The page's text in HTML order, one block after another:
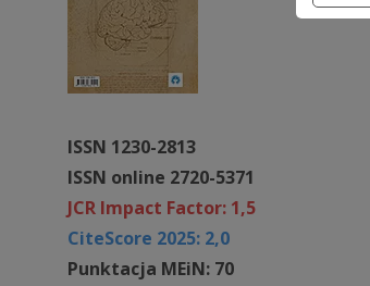
ISSN 1230-2813
ISSN online 2720-5371
JCR Impact Factor: 1,5
CiteScore 2025: 2,0
Punktacja MEiN: 70